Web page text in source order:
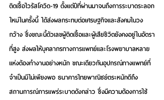
ติดเชื้อไวรัสโควิด-19 ตั้งแต่ปีที่ผ่านมาจนถึงการระบาดระลอก
ใหม่ในครั้งนี้ ได้ส่งผลกระทบต่อเศรษฐกิจและสังคมในวง
กว้าง ซึ่งขณะนี้ตัวเลขผู้ติดเชื้อและผู้เสียชีวิตยังคงอยู่ในอัตรา
ที่สูง ส่งผลให้บุคลากรทางการแพทย์และโรงพยาบาลหลาย
แห่งต้องทำงานอย่างหนัก ขณะเดียวกันอุปกรณ์ทางแพทย์ที่
จำเป็นมีไม่เพียงพอ ธนาคารไทยพาณิชย์ตระหนักดีถึง
สถานการณ์การแพร่ระบาดดังกล่าว ซึ่งมีความต้องการใช้